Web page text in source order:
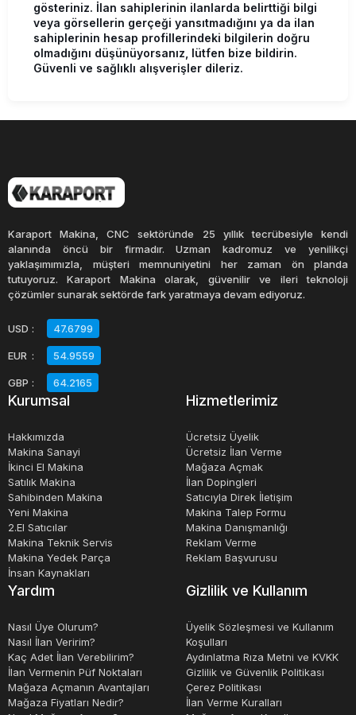
gösteriniz. İlan sahiplerinin ilanlarda belirttiği bilgi
veya görsellerin gerçeği yansıtmadığını ya da ilan
sahiplerinin hesap profillerindeki bilgilerin doğru
olmadığını düşünüyorsanız, lütfen bize bildirin.
Güvenli ve sağlıklı alışverişler dileriz.
Karaport Makina, CNC sektöründe 25 yıllık tecrübesiyle kendi
alanında öncü bir firmadır. Uzman kadromuz ve yenilikçi
yaklaşımımızla, müşteri memnuniyetini her zaman ön planda
tutuyoruz. Karaport Makina olarak, güvenilir ve ileri teknoloji
çözümler sunarak sektörde fark yaratmaya devam ediyoruz.
USD : 47.6799
EUR : 54.9559
GBP : 64.2165
Kurumsal
Hakkımızda
Makina Sanayi
İkinci El Makina
Satılık Makina
Sahibinden Makina
Yeni Makina
2.El Satıcılar
Makina Teknik Servis
Makina Yedek Parça
İnsan Kaynakları
Hizmetlerimiz
Ücretsiz Üyelik
Ücretsiz İlan Verme
Mağaza Açmak
İlan Dopingleri
Satıcıyla Direk İletişim
Makina Talep Formu
Makina Danışmanlığı
Reklam Verme
Reklam Başvurusu
Yardım
Nasıl Üye Olurum?
Nasıl İlan Veririm?
Kaç Adet İlan Verebilirim?
İlan Vermenin Püf Noktaları
Mağaza Açmanın Avantajları
Mağaza Fiyatları Nedir?
Gizlilik ve Kullanım
Üyelik Sözleşmesi ve Kullanım
Koşulları
Aydınlatma Rıza Metni ve KVKK
Gizlilik ve Güvenlik Politikası
Çerez Politikası
İlan Verme Kuralları